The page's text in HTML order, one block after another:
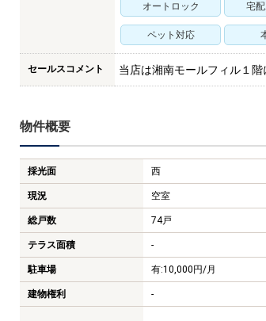
オートロック 宅
ペット対応
セールスコメント 当店は湘南モールフィル１
物件概要
採光面 西
現況 空室
総戸数 74戸
テラス面積 -
駐車場 有:10,000円/月
建物権利 -